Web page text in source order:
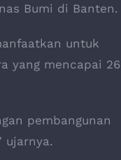
Bumi di Banten.
untuk
yang mencapai 26
pembangunan
ujarnya.